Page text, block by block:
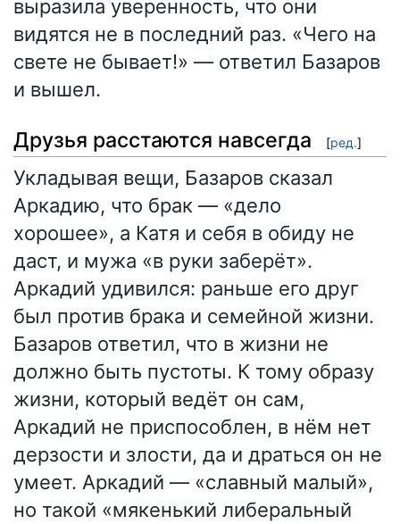
выразила уверенность, что они
видятся не в последний раз. «Чего на
свете не бывает!» — ответил Базаров
и вышел.
Друзья расстаются навсегда [ред.]
Укладывая вещи, Базаров сказал
Аркадию, что брак — «дело
хорошее», а Катя и себя в обиду не
даст, и мужа «в руки заберёт».
Аркадий удивился: раньше его друг
был против брака и семейной жизни.
Базаров ответил, что в жизни не
должно быть пустоты. К тому образу
жизни, который ведёт он сам,
Аркадий не приспособлен, в нём нет
дерзости и злости, да и драться он не
умеет. Аркадий — «славный малый»,
но такой «мякенький либеральный